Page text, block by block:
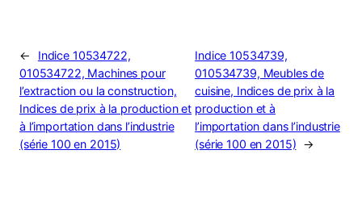
←
Indice 10534722,
010534722, Machines pour
l’extraction ou la construction,
Indices de prix à la production et
à l’importation dans l’industrie
(série 100 en 2015)
Indice 10534739,
010534739, Meubles de
cuisine, Indices de prix à la
production et à
l’importation dans l’industrie
(série 100 en 2015) →